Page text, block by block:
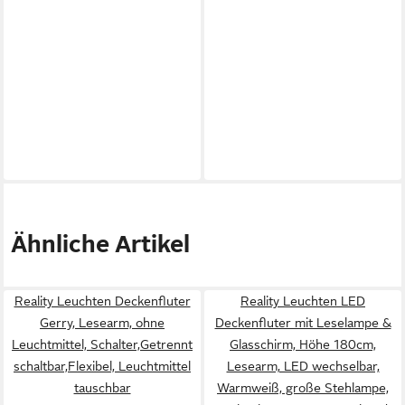
Ähnliche Artikel
Reality Leuchten Deckenfluter
Gerry, Lesearm, ohne
Leuchtmittel, Schalter,Getrennt
schaltbar,Flexibel, Leuchtmittel
tauschbar
Reality Leuchten LED
Deckenfluter mit Leselampe &
Glasschirm, Höhe 180cm,
Lesearm, LED wechselbar,
Warmweiß, große Stehlampe,